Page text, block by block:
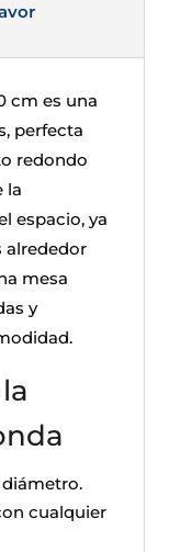
cm es una
perfecta
redondo
la
espacio, ya
alrededor
mesa
y
cualquier